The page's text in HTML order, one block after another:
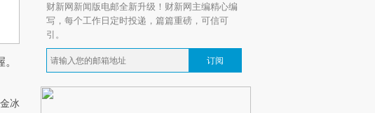
冰
财新网新闻版电邮全新升级！财新网主编精心编
写，每个工作日定时投递，篇篇重磅，可信可
引。
订阅